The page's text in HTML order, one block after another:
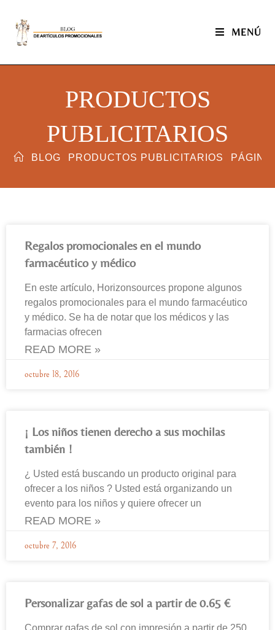
MENÚ
PRODUCTOS
PUBLICITARIOS
BLOG PRODUCTOS PUBLICITARIOS PÁGINA
Regalos promocionales en el mundo
farmacéutico y médico
En este artículo, Horizonsources propone algunos
regalos promocionales para el mundo farmacéutico
y médico. Se ha de notar que los médicos y las
farmacias ofrecen
READ MORE »
octubre 18, 2016
¡ Los niños tienen derecho a sus mochilas
también !
¿ Usted está buscando un producto original para
ofrecer a los niños ? Usted está organizando un
evento para los niños y quiere ofrecer un
READ MORE »
octubre 7, 2016
Personalizar gafas de sol a partir de 0.65 €
Comprar gafas de sol con impresión a partir de 250